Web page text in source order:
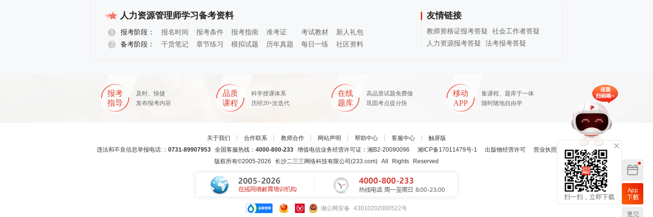
人力资源管理师学习备考资料
1 报考阶段： 报名时间 报考条件 报考指南 准考证 考试教材
新人礼包
报名指导
2 备考阶段： 干货笔记 章节练习 模拟试题 历年真题 每日一练 社区资料
友情链接
教师资格证报考答疑
社会工作者答疑
人力资源报考答疑
法考报考答疑
报考
指导
及时、快捷
发布报考内容
品质
课程
科学授课体系
历经20+次迭代
在线
题库
高品质试题免费做
巩固考点提分快
移动
APP
集课程、题库于一体
随时随地自由学
扫一扫，立即下载
关于我们 ┊ 合作联系 ┊ 教师合作 ┊ 网站声明 ┊ 帮助中心 ┊ 客服中心 ┊ 触屏版
违法和不良信息举报电话:： 0731-89907953全国客服热线： 4000-800-233增值电信业务经营许可证：湘B2-20090096 湘ICP备17011479号-1 出版物经营许可
营业执照
版权所有©2005-2026 长沙二三三网络科技有限公司(233.com) All Rights Reserved
湘公网安备 43010202000522号